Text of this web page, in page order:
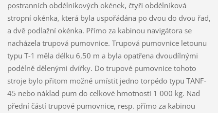
postranních obdélníkových okének, čtyři obdélníková
stropní okénka, která byla uspořádána po dvou do dvou řad,
a dvě podlažní okénka. Přímo za kabinou navigátora se
nacházela trupová pumovnice. Trupová pumovnice letounu
typu T-1 měla délku 6,50 m a byla opatřena dvoudílnými
podélně dělenými dvířky. Do trupové pumovnice tohoto
stroje bylo přitom možné umístit jedno torpédo typu TANF-
45 nebo náklad pum do celkové hmotnosti 1 000 kg. Nad
přední částí trupové pumovnice, resp. přímo za kabinou